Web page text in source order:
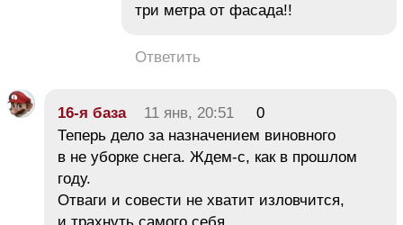
три метра от фасада!!
Ответить
16-я база 11 янв, 20:51
0
Теперь дело за назначением виновного
в не уборке снега. Ждем-с, как в прошлом
году.
Отваги и совести не хватит изловчится,
и трахнуть самого себя.